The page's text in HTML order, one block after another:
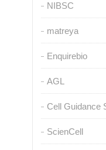
NIBSC
matreya
Enquirebio
AGL
Cell Guidance
ScienCell